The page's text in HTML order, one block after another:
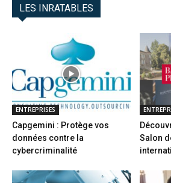
LES INRATABLES
ENTREPRISES
Capgemini : Protège vos
données contre la
cybercriminalité
Salon